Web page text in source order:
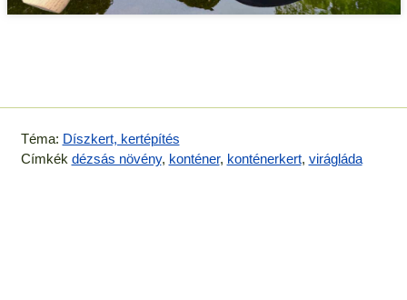
Téma: Díszkert, kertépítés
Címkék dézsás növény, konténer, konténerkert, virágláda